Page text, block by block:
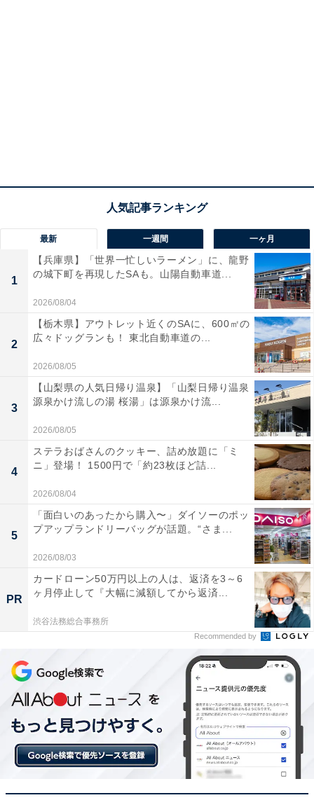
最新 一週間 一ヶ月
1
【兵庫県】「世界一忙しいラーメン」に、龍野
の城下町を再現したSAも。山陽自動車道...
2026/08/04
2
【栃木県】アウトレット近くのSAに、600㎡の
広々ドッグランも！ 東北自動車道の...
2026/08/05
3
【山梨県の人気日帰り温泉】「山梨日帰り温泉
源泉かけ流しの湯 桜湯」は源泉かけ流...
2026/08/05
4
ステラおばさんのクッキー、詰め放題に「ミ
ニ」登場！ 1500円で「約23枚ほど詰...
2026/08/04
5
「面白いのあったから購入〜」ダイソーのポッ
プアップランドリーバッグが話題。“さま...
2026/08/03
PR
カードローン50万円以上の人は、返済を3～6
ヶ月停止して『大幅に減額してから返済...
渋谷法務総合事務所
Recommended by